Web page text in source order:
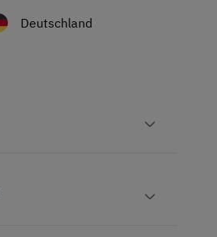
Deutschland